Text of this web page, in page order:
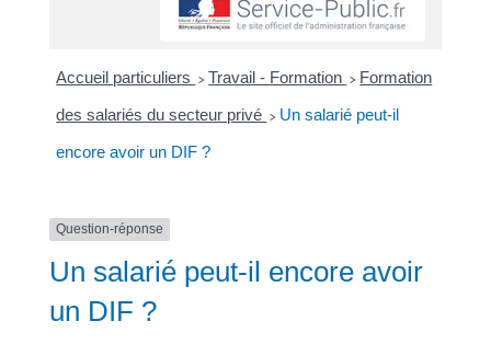
Accueil particuliers > Travail - Formation > Formation
des salariés du secteur privé > Un salarié peut-il
encore avoir un DIF ?
Question-réponse
Un salarié peut-il encore avoir
un DIF ?